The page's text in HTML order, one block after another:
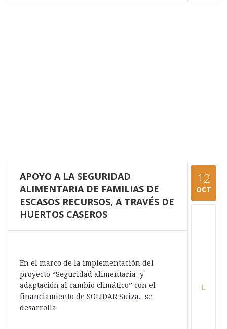
APOYO A LA SEGURIDAD
ALIMENTARIA DE FAMILIAS DE
ESCASOS RECURSOS, A TRAVÉS DE
HUERTOS CASEROS
En el marco de la implementación del
proyecto “Seguridad alimentaria y
adaptación al cambio climático” con el
financiamiento de SOLIDAR Suiza, se
desarrolla
12
OCT